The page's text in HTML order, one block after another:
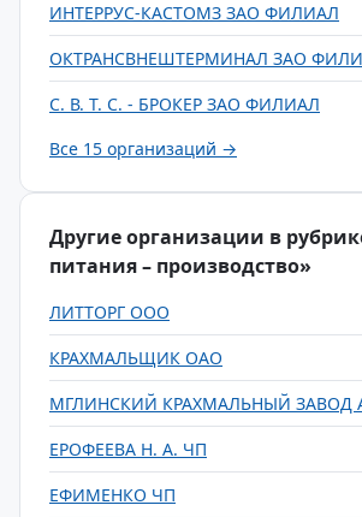
ИНТЕРРУС-КАСТОМЗ ЗАО ФИЛИАЛ
ОКТРАНСВНЕШТЕРМИНАЛ ЗАО
С. В. Т. С. - БРОКЕР ЗАО ФИЛИАЛ
Все 15 организаций →
Другие организации в
питания – производство»
ЛИТТОРГ ООО
КРАХМАЛЬЩИК ОАО
МГЛИНСКИЙ КРАХМАЛЬНЫЙ ЗАВОД
ЕРОФЕЕВА Н. А. ЧП
ЕФИМЕНКО ЧП